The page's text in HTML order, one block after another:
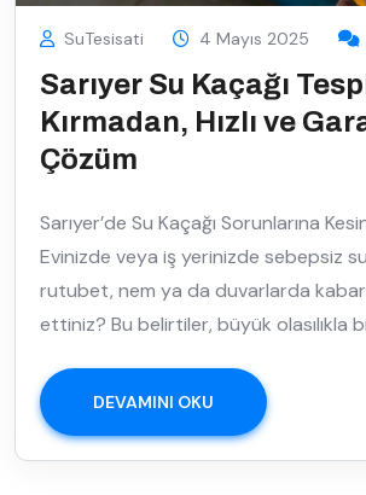
SuTesisati 4 Mayıs 2025
Sarıyer Su Kaçağı
Kırmadan, Hızlı ve
Çözüm
Sarıyer’de Su Kaçağı Sorunlarına
Evinizde veya iş yerinizde sebepsiz su
rutubet, nem ya da duvarlarda
ettiniz? Bu belirtiler, büyük olasılıkla
DEVAMINI OKU